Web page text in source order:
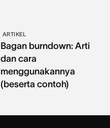
ARTIKEL
Bagan burndown: Arti
dan cara
menggunakannya
(beserta contoh)